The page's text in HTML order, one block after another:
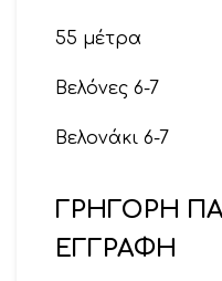
55 μέτρα
Βελόνες 6-7
Βελονάκι 6-7
ΓΡΗΓΟΡΗ
ΕΓΓΡΑΦΗ